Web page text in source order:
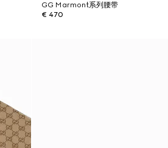
GG Marmont系列腰带
€ 470